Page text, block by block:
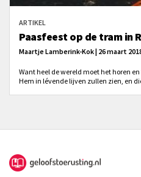
ARTIKEL
Paasfeest op de tram in
Maartje Lamberink-Kok | 26 maart
Want heel de wereld moet het horen
Hem in lévende lijven zullen zien, en